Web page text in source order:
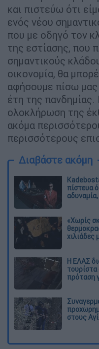
και πιστεύω ότι
ενός νέου
που με οδηγό τον
της εστίασης, που
σημαντικούς
οικονομία, θα
αφήσουμε πίσω
έτη της πανδημίας.
ολοκλήρωση της
ακόμα
περισσότερους
Διαβάστε ακόμη
πίστευα
«Χωρίς
χιλιάδες
Η ΕΛΑΣ
πρόταση
στους